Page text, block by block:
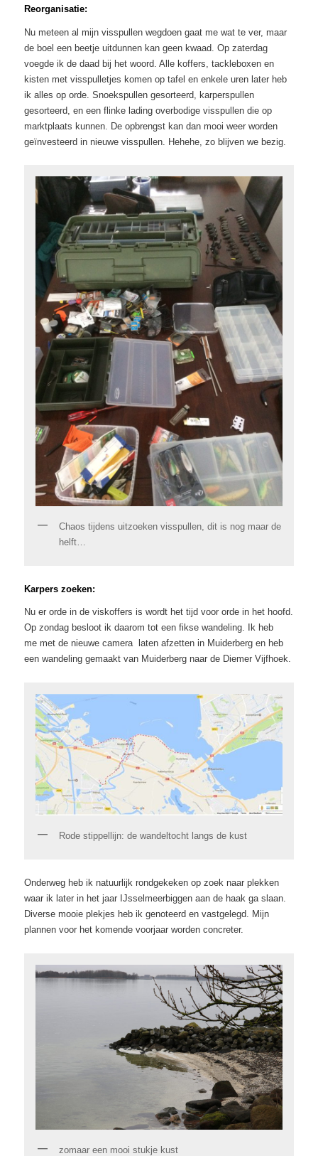
Reorganisatie:
Nu meteen al mijn visspullen wegdoen gaat me wat te ver, maar
de boel een beetje uitdunnen kan geen kwaad. Op zaterdag
voegde ik de daad bij het woord. Alle koffers, tackleboxen en
kisten met visspulletjes komen op tafel en enkele uren later heb
ik alles op orde. Snoekspullen gesorteerd, karperspullen
gesorteerd, en een flinke lading overbodige visspullen die op
marktplaats kunnen. De opbrengst kan dan mooi weer worden
geïnvesteerd in nieuwe visspullen. Hehehe, zo blijven we bezig.
Chaos tijdens uitzoeken visspullen, dit is nog maar de
helft…
Karpers zoeken:
Nu er orde in de viskoffers is wordt het tijd voor orde in het hoofd.
Op zondag besloot ik daarom tot een fikse wandeling. Ik heb
me met de nieuwe camera laten afzetten in Muiderberg en heb
een wandeling gemaakt van Muiderberg naar de Diemer Vijfhoek.
Rode stippellijn: de wandeltocht langs de kust
Onderweg heb ik natuurlijk rondgekeken op zoek naar plekken
waar ik later in het jaar IJsselmeerbiggen aan de haak ga slaan.
Diverse mooie plekjes heb ik genoteerd en vastgelegd. Mijn
plannen voor het komende voorjaar worden concreter.
zomaar een mooi stukje kust